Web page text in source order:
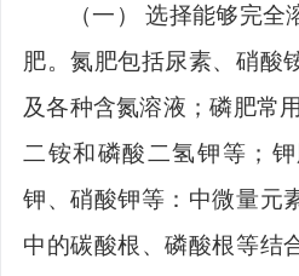
（一） 选择能够完全
肥。氮肥包括尿素、硝酸
及各种含氮溶液；磷肥常
二铵和磷酸二氢钾等；
钾、硝酸钾等：中微量元
中的碳酸根、磷酸根等结